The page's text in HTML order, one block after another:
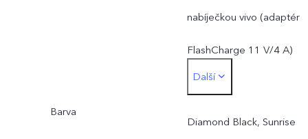
nabíječkou vivo (adaptér
FlashCharge 11 V/4 A)
a umožňuje nabíjení
výkonem až 44 W.
Další
Barva
Diamond Black, Sunrise